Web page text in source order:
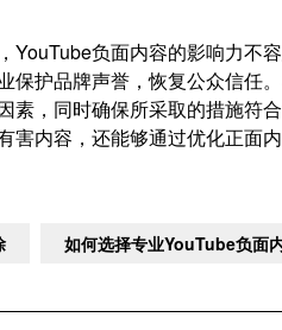
YouTube负面内容的影响力不
保护品牌声誉，恢复公众信任
素，同时确保所采取的措施符
害内容，还能够通过优化正面
如何选择专业YouTube负面